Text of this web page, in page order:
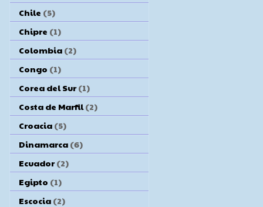
Chile (5)
Chipre (1)
Colombia (2)
Congo (1)
Corea del Sur (1)
Costa de Marfil (2)
Croacia (5)
Dinamarca (6)
Ecuador (2)
Egipto (1)
Escocia (2)